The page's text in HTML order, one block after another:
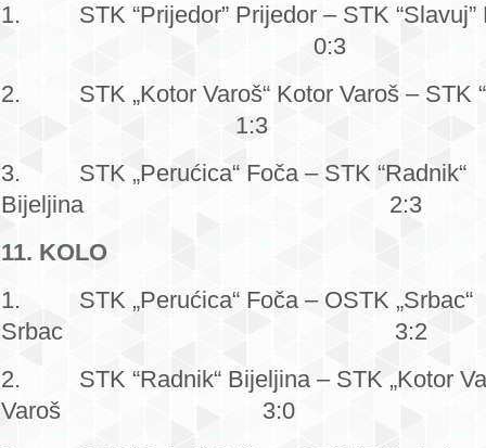
1. STK “Priјedor” Priјedor – STK “Slavuј”
0:3
2. STK „Kotor Varoš“ Kotor Varoš – STK
1:3
3. STK „Perućica“ Foča – STK “Radnik“
Biјeljina 2:3
11. KOLO
1. STK „Perućica“ Foča – OSTK „Srbac“
Srbac 3:2
2. STK “Radnik“ Biјeljina – STK „Kotor
Varoš 3:0